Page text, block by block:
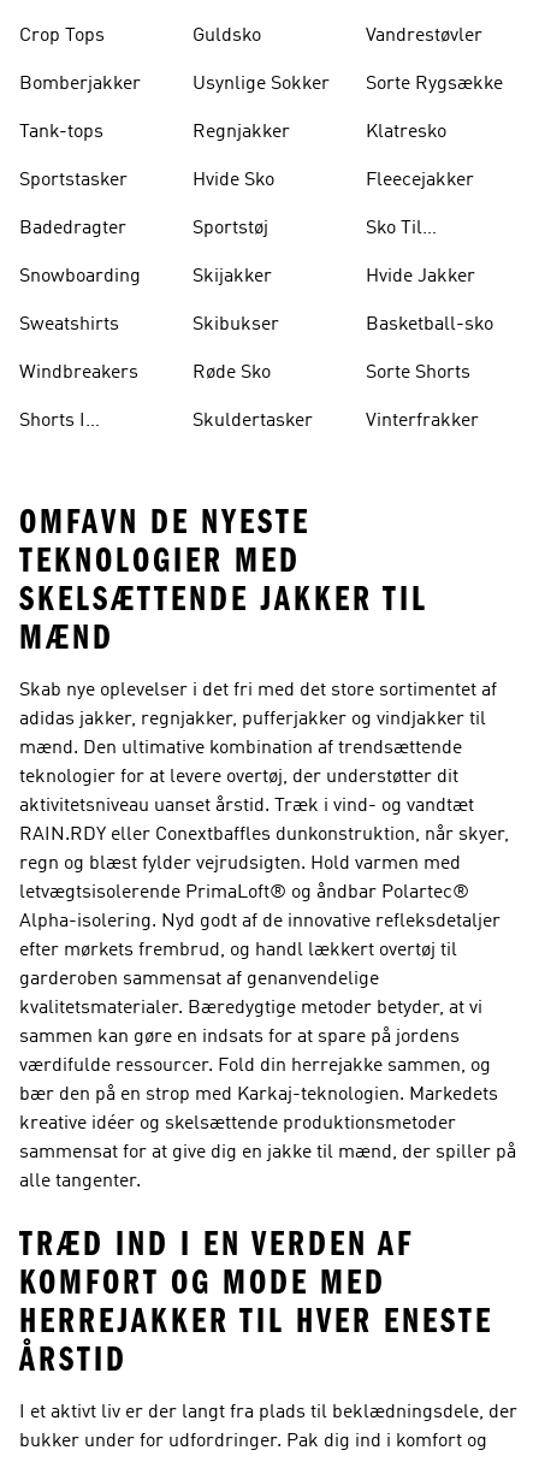
Crop Tops
Bomberjakker
Tank-tops
Sportstasker
Badedragter
Snowboarding
Sweatshirts
Windbreakers
Shorts I
Guldsko
Usynlige Sokker
Regnjakker
Hvide Sko
Sportstøj
Skijakker
Skibukser
Røde Sko
Skuldertasker
Vandrestøvler
Sorte Rygsække
Klatresko
Fleecejakker
Sko Til
Hvide Jakker
Basketball-sko
Sorte Shorts
Vinterfrakker
OMFAVN DE NYESTE
TEKNOLOGIER MED
SKELSÆTTENDE JAKKER TIL
MÆND
Skab nye oplevelser i det fri med det store sortimentet af
adidas jakker, regnjakker, pufferjakker og vindjakker til
mænd. Den ultimative kombination af trendsættende
teknologier for at levere overtøj, der understøtter dit
aktivitetsniveau uanset årstid. Træk i vind- og vandtæt
RAIN.RDY eller Conextbaffles dunkonstruktion, når skyer,
regn og blæst fylder vejrudsigten. Hold varmen med
letvægtsisolerende PrimaLoft® og åndbar Polartec®
Alpha-isolering. Nyd godt af de innovative refleksdetaljer
efter mørkets frembrud, og handl lækkert overtøj til
garderoben sammensat af genanvendelige
kvalitetsmaterialer. Bæredygtige metoder betyder, at vi
sammen kan gøre en indsats for at spare på jordens
værdifulde ressourcer. Fold din herrejakke sammen, og
bær den på en strop med Karkaj-teknologien. Markedets
kreative idéer og skelsættende produktionsmetoder
sammensat for at give dig en jakke til mænd, der spiller på
alle tangenter.
TRÆD IND I EN VERDEN AF
KOMFORT OG MODE MED
HERREJAKKER TIL HVER ENESTE
ÅRSTID
I et aktivt liv er der langt fra plads til beklædningsdele, der
bukker under for udfordringer. Pak dig ind i komfort og